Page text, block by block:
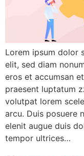
Lorem ipsum dolor
elit, sed diam
eros et accumsan
praesent luptatum
volutpat lorem
arcu. Duis posuere
elenit augue duis
tempor ultrices…